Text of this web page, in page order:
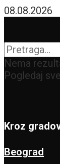
08.08.2026
Nema
Pogledaj
Kroz
Beograd